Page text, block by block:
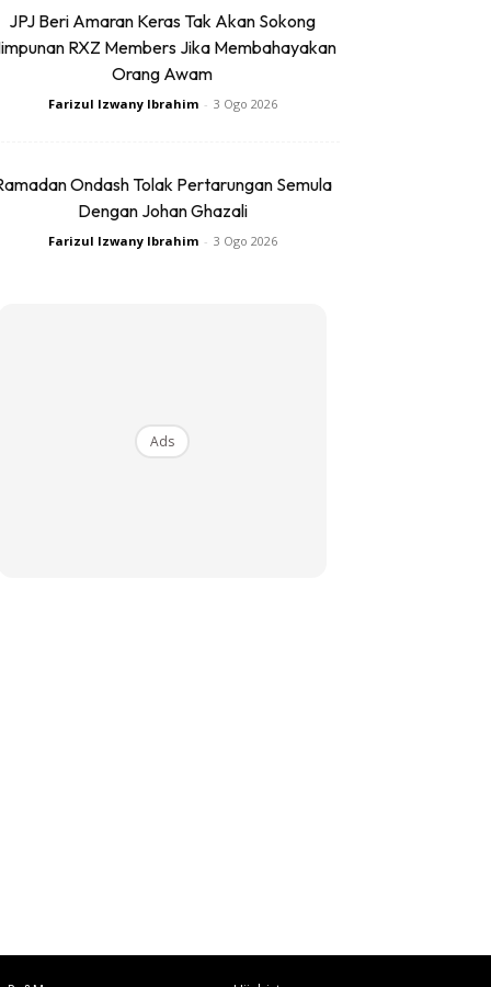
JPJ Beri Amaran Keras Tak Akan Sokong
RXZ Members Jika Membahayakan
Orang Awam
Farizul Izwany Ibrahim - 3 Ogo 2026
Ondash Tolak Pertarungan Semula
Dengan Johan Ghazali
Farizul Izwany Ibrahim - 3 Ogo 2026
Ads